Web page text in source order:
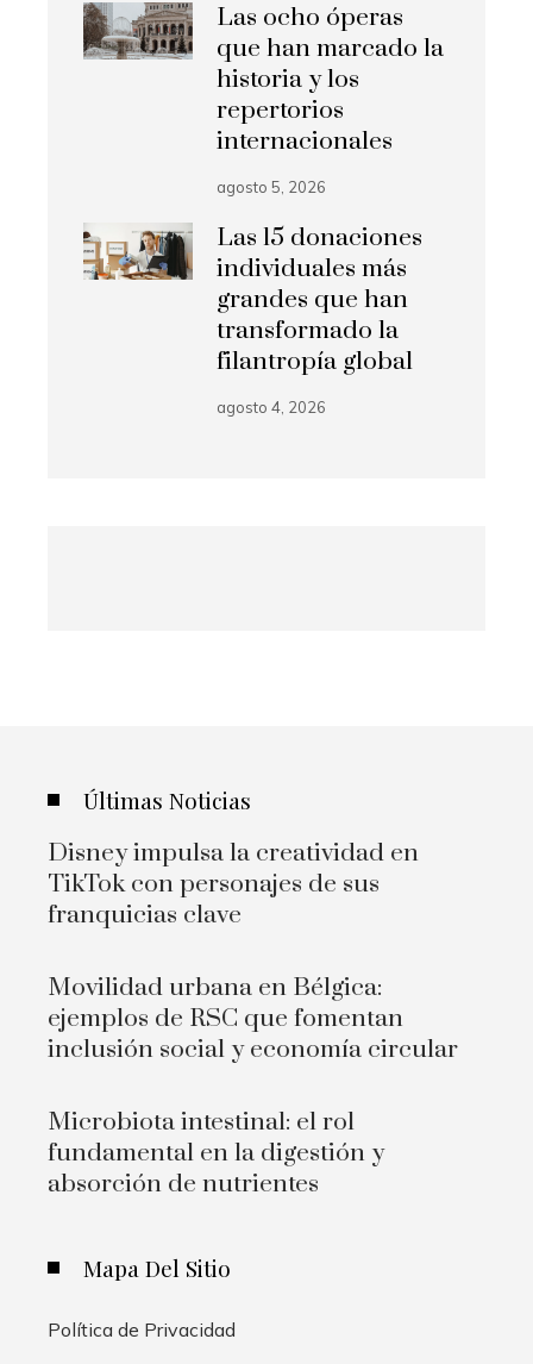
Las ocho óperas
que han marcado la
historia y los
repertorios
internacionales
agosto 5, 2026
Las 15 donaciones
individuales más
grandes que han
transformado la
filantropía global
agosto 4, 2026
Últimas Noticias
Disney impulsa la creatividad en
TikTok con personajes de sus
franquicias clave
Movilidad urbana en Bélgica:
ejemplos de RSC que fomentan
inclusión social y economía circular
Microbiota intestinal: el rol
fundamental en la digestión y
absorción de nutrientes
Mapa Del Sitio
Política de Privacidad